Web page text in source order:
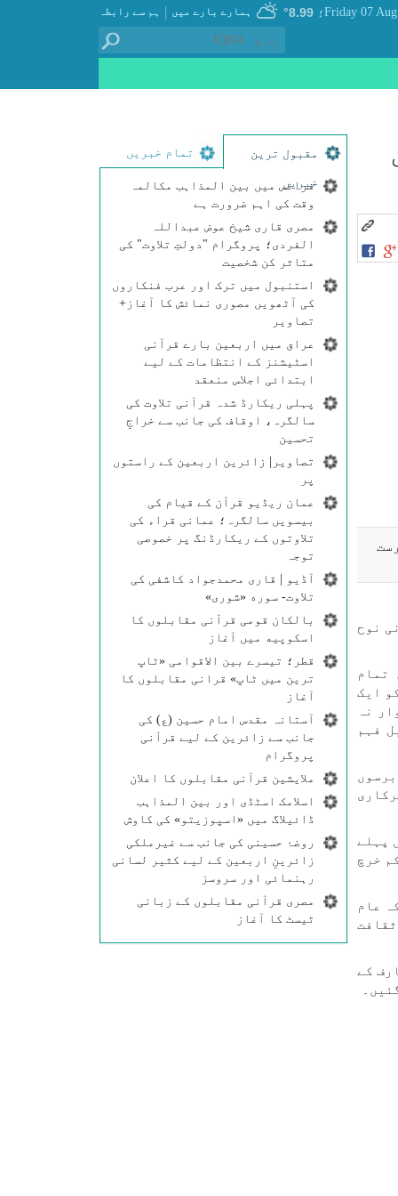
ہم سے رابطہ | ہمارے بارے میں ؛ 8.99°
مقبول ترین
خبریں
تمام خبریں
فرانس میں بین المذاہب مکالمہ
وقت کی اہم ضرورت ہے
مصری قاری شیخ عوض عبداللہ
الفردی؛ پروگرام "دولتِ تلاوت" کی
متاثر کن شخصیت
استنبول میں ترک اور عرب فنکاروں
کی آٹھویں مصوری نمائش کا آغاز+
تصاویر
عراق میں اربعین بارے قرآنی
اسٹیشنز کے انتظامات کے لیے
ابتدائی اجلاس منعقد
پہلی ریکارڈ شدہ قرآنی تلاوت کی
سالگرہ، اوقاف کی جانب سے خراجِ
تحسین
تصاویر| زائرین اربعین کے راستوں
پر
عمان ریڈیو قرآن کے قیام کی
بیسویں سالگرہ؛ عمانی قراء کی
تلاوتوں کے ریکارڈنگ پر خصوصی
توجہ
آڈیو | قاری محمدجواد کاشفی کی
تلاوت- سوره‌‌ «شوری»
بالکان قومی قرآنی مقابلوں کا
اسکوپیه میں آغاز
قطر؛ تیسرے بین الاقوامی «ٹاپ
ترین میں ٹاپ» قرانی مقابلوں کا
آغاز
آستانہ مقدس امام حسین (ع) کی
جانب سے زائرین کے لیے قرآنی
پروگرام
ملایشین قرآنی مقابلوں کا اعلان
اسلامک اسٹڈی اور بین المذاہب
ڈائیلاگ میں «اسپوزیتو» کی کاوش
روضۂ حسینی کی جانب سے غیرملکی
زائرینِ اربعین کے لیے کثیر لسانی
رہنمائی اور سروسز
مصری قرآنی مقابلوں کے زبانی
ٹیسٹ کا آغاز
نوح
تمام
ایک
نہ
فہم
برسوں
پہلے
خرچ
عام
کے